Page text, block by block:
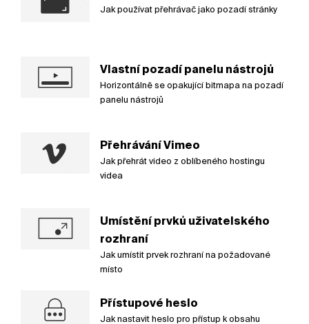
Jak používat přehrávač jako pozadí stránky
Vlastní pozadí panelu nástrojů
Horizontálně se opakující bitmapa na pozadí
panelu nástrojů
Přehrávání Vimeo
Jak přehrát video z oblíbeného hostingu
videa
Umístění prvků uživatelského
rozhraní
Jak umístit prvek rozhraní na požadované
místo
Přístupové heslo
Jak nastavit heslo pro přístup k obsahu